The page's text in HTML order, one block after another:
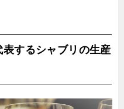
するシャブリの生産